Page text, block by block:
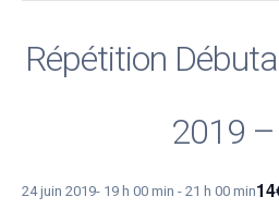
Répétition
2019
24 juin 2019- 19 h 00 min - 21 h 00 min